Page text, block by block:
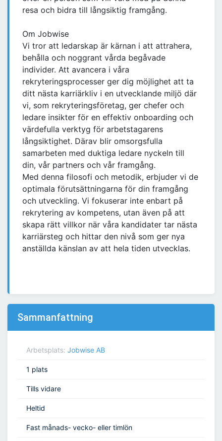
resa och bidra till långsiktig framgång.
Om Jobwise
Vi tror att ledarskap är kärnan i att attrahera,
behålla och noggrant vårda begåvade
individer. Att avancera i våra
rekryteringsprocesser ger dig möjlighet att ta
ditt nästa karriärkliv i en utvecklande miljö där
vi, som rekryteringsföretag, ger chefer och
ledare insikter för en effektiv onboarding och
värdefulla verktyg för arbetstagarens
långsiktighet. Därav blir omsorgsfulla
samarbeten med duktiga ledare nyckeln till
din, vår partners och vår framgång.
Med denna filosofi och metodik, erbjuder vi de
optimala förutsättningarna för din framgång
och utveckling. Vi fokuserar inte enbart på
rekrytering av kompetens, utan även på att
skapa rätt villkor när våra kandidater tar nästa
karriärsteg och hittar den nivå som ger nya
anställda känslan av att hela tiden utvecklas.
Sammanfattning
Arbetsplats: Jobwise AB
1 plats
Tills vidare
Heltid
Fast månads- vecko- eller timlön